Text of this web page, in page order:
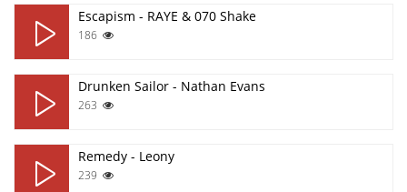
Escapism - RAYE & 070 Shake
186
Drunken Sailor - Nathan Evans
263
Remedy - Leony
239